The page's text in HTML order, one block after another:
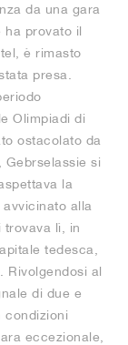
da una gara
ha provato il
è rimasto
presa.
Olimpiadi di
ostacolato da
si
la
alla
trovava lì, in
tedesca,
Rivolgendosi al
di due e
condizioni
eccezionale,